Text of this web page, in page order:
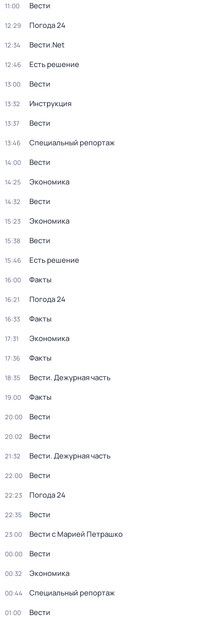
11:00 Вести
12:29 Погода 24
12:34 Вести.Net
12:46 Есть решение
13:00 Вести
13:32 Инструкция
13:37 Вести
13:46 Специальный репортаж
14:00 Вести
14:25 Экономика
14:32 Вести
15:23 Экономика
15:38 Вести
15:46 Есть решение
16:00 Факты
16:21 Погода 24
16:33 Факты
17:31 Экономика
17:36 Факты
18:35 Вести. Дежурная часть
19:00 Факты
20:00 Вести
20:02 Вести
21:32 Вести. Дежурная часть
22:00 Вести
22:23 Погода 24
22:35 Вести
23:00 Вести с Марией Петрашко
00:00 Вести
00:32 Экономика
00:44 Специальный репортаж
01:00 Вести